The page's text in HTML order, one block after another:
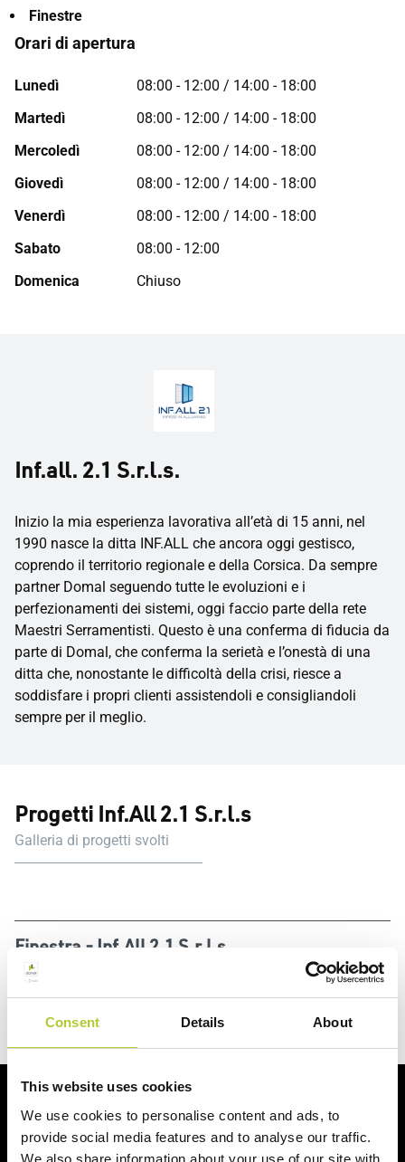
Consent Details About
This website uses cookies
We use cookies to personalise content and ads, to
provide social media features and to analyse our traffic.
We also share information about your use of our site with
Finestre
Orari di apertura
Lunedì
08:00 - 12:00 / 14:00 - 18:00
Martedì
08:00 - 12:00 / 14:00 - 18:00
Mercoledì
08:00 - 12:00 / 14:00 - 18:00
Giovedì
08:00 - 12:00 / 14:00 - 18:00
Venerdì
08:00 - 12:00 / 14:00 - 18:00
Sabato
08:00 - 12:00
Domenica
Chiuso
Inf.all. 2.1 S.r.l.s.
Inizio la mia esperienza lavorativa all’età di 15 anni, nel
1990 nasce la ditta INF.ALL che ancora oggi gestisco,
coprendo il territorio regionale e della Corsica. Da sempre
partner Domal seguendo tutte le evoluzioni e i
perfezionamenti dei sistemi, oggi faccio parte della rete
Maestri Serramentisti. Questo è una conferma di fiducia da
parte di Domal, che conferma la serietà e l’onestà di una
ditta che, nonostante le difficoltà della crisi, riesce a
soddisfare i propri clienti assistendoli e consigliandoli
sempre per il meglio.
Progetti Inf.All 2.1 S.r.l.s
Galleria di progetti svolti
Finestra - Inf.All 2.1 S.r.l.s
Richiedi un preventivo
Richiedi il tuo preventivo in 2 minuti